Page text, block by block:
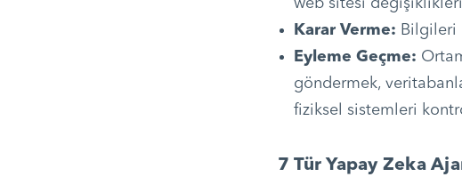
web sitesi
Karar Verme: Bilgileri
Eyleme Geçme:
göndermek,
fiziksel sistemleri
7 Tür Yapay Zeka